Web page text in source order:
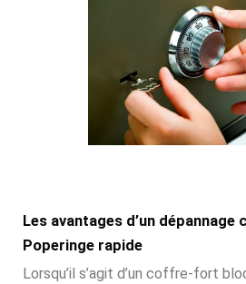
Les avantages d’un
Poperinge rapide
Lorsqu’il s’agit d’un coffre-fort